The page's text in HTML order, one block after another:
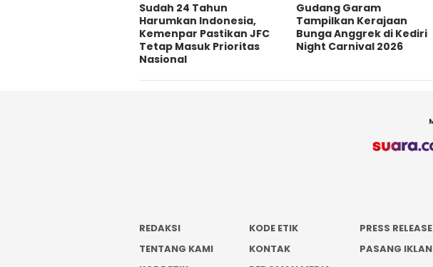
Sudah 24 Tahun
Harumkan Indonesia,
Kemenpar Pastikan JFC
Tetap Masuk Prioritas
Nasional
Gudang Garam
Tampilkan Kerajaan
Bunga Anggrek di Kediri
Night Carnival 2026
REDAKSI KODE ETIK
PRESS RELEASE
TENTANG KAMI
KONTAK
PASANG IKLAN